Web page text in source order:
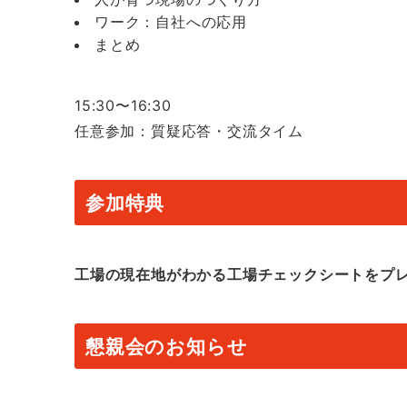
ワーク：自社への応用
まとめ
15:30〜16:30
任意参加：質疑応答・交流タイム
参加特典
工場の現在地がわかる工場チェックシートをプ
懇親会のお知らせ